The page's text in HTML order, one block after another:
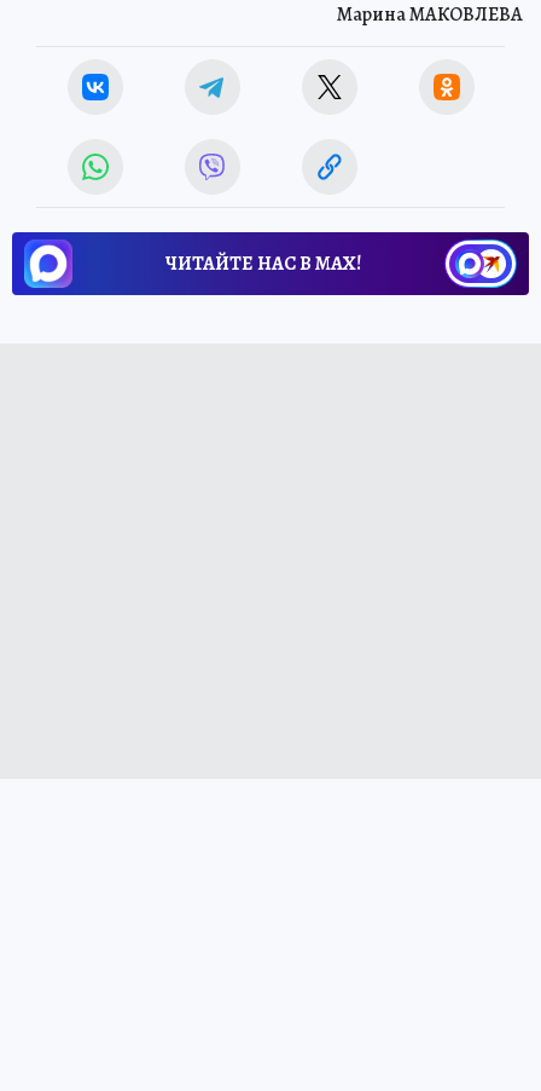
Марина МАКОВЛЕВА
ЧИТАЙТЕ НАС В МАХ!